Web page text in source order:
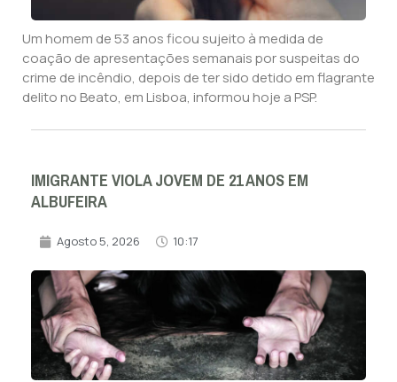
Um homem de 53 anos ficou sujeito à medida de
coação de apresentações semanais por suspeitas do
crime de incêndio, depois de ter sido detido em flagrante
delito no Beato, em Lisboa, informou hoje a PSP.
IMIGRANTE VIOLA JOVEM DE 21 ANOS EM
ALBUFEIRA
Agosto 5, 2026 10:17